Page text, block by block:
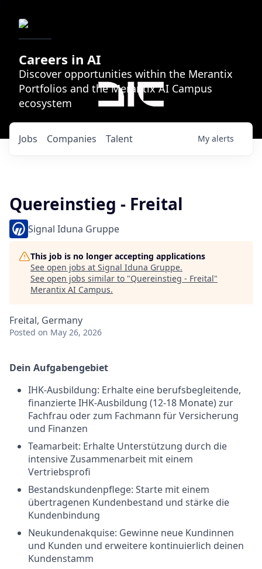
Careers in AI
Discover opportunities within the Merantix
Portfolios and the Merantix AI Campus
ecosystem
Jobs Companies Talent My alerts
Quereinstieg - Freital
Signal Iduna Gruppe
This job is no longer accepting applications
See open jobs at Signal Iduna Gruppe.
See open jobs similar to "Quereinstieg - Freital"
Merantix AI Campus.
Freital, Germany
Posted on May 26, 2026
Dein Aufgabengebiet
IHK-Ausbildung: Erhalte eine berufsbegleitende,
finanzierte IHK-Ausbildung (12-18 Monate) zur
Fachfrau oder zum Fachmann für Versicherung
und Finanzen
Teamarbeit: Erhalte Unterstützung durch die
intensive Zusammenarbeit mit einem
Vertriebsprofi
Bestandskundenpflege: Starte mit einem
übertragenen Kundenbestand und stärke die
Kundenbindung
Neukundenakquise: Gewinne neue Kundinnen
und Kunden und erweitere kontinuierlich deinen
Kundenstamm